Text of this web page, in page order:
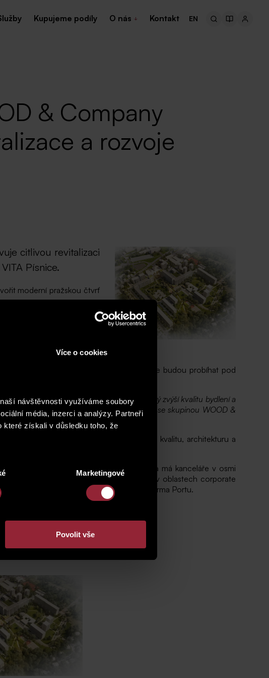
Více o cookies
návštěvnosti využíváme soubory
média, inzerci a analýzy. Partneři
které získali v důsledku toho, že
Marketingové
Povolit vše
Kupujeme podíly O nás Kontakt EN
& Company
a rozvoje
citlivou revitalizaci
Písnice.
moderní pražskou čtvrť
si společně kladou
plnohodnotné, moderní
zateplování, kultivace
nájemní vztahy a postupná revitalizace budou probíhat pod
o systematický a promyšlený přístup, který zvýší kvalitu bydlení a
a těšíme se na dlouhodobé partnerství se skupinou WOOD &
projektů. Dlouhodobě se zaměřuje na kvalitu, architekturu a
trhu. Společnost vznikla v roce 1991 a má kanceláře v osmi
Zaměřuje se na poskytování služeb v oblastech corporate
jsou realitní fondy a investiční online platforma Portu.